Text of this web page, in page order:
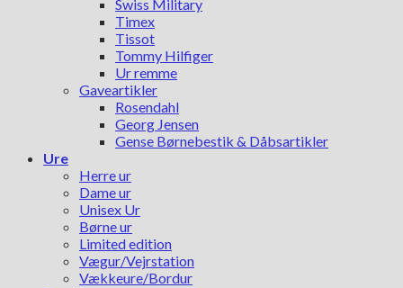
Swiss Military
Timex
Tissot
Tommy Hilfiger
Ur remme
Gaveartikler
Rosendahl
Georg Jensen
Gense Børnebestik & Dåbsartikler
Ure
Herre ur
Dame ur
Unisex Ur
Børne ur
Limited edition
Vægur/Vejrstation
Vækkeure/Bordur